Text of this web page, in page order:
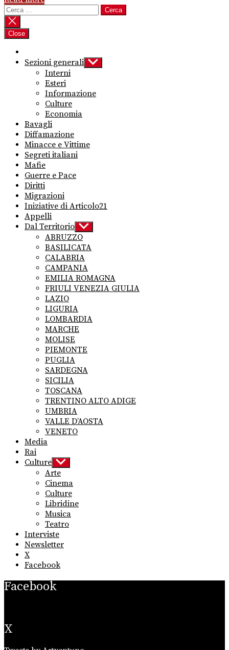
Ricerca
per:
Close
Sezioni generali Show
sub
Interni
Esteri
Informazione
Culture
Economia
Bavagli
Diffamazione
Minacce e Vittime
Segreti italiani
Mafie
Guerre e Pace
Diritti
Migrazioni
Iniziative di Articolo21
Appelli
Dal Territorio Show
sub
menu
ABRUZZO
BASILICATA
CALABRIA
CAMPANIA
EMILIA ROMAGNA
FRIULI VENEZIA GIULIA
LAZIO
LIGURIA
LOMBARDIA
MARCHE
MOLISE
PIEMONTE
PUGLIA
SARDEGNA
SICILIA
TOSCANA
TRENTINO ALTO ADIGE
UMBRIA
VALLE D’AOSTA
VENETO
Media
Rai
Culture Show
sub
menu
Arte
Cinema
Culture
Libridine
Musica
Teatro
Interviste
Newsletter
X
Facebook
Facebook
X